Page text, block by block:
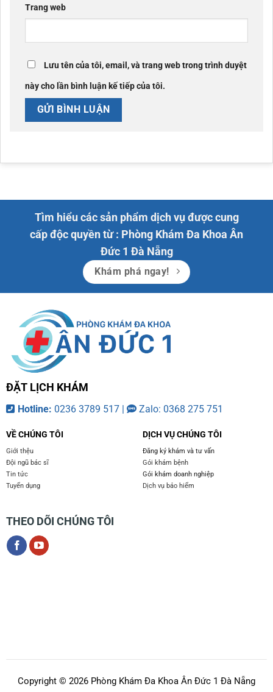
Trang web
Lưu tên của tôi, email, và trang web trong trình duyệt
này cho lần bình luận kế tiếp của tôi.
Tìm hiểu các sản phẩm dịch vụ được cung
cấp độc quyền từ : Phòng Khám Đa Khoa Ân
Đức 1 Đà Nẵng
Khám phá ngay!
ĐẶT LỊCH KHÁM
Hotline: 0236 3789 517 | Zalo: 0368 275 751
VỀ CHÚNG TÔI
Giới thệu
Đội ngũ bác sĩ
Tin tức
Tuyển dụng
DỊCH VỤ CHÚNG TÔI
Đăng ký khám và tư vấn
Gói khám bệnh
Gói khám doanh nghiệp
Dịch vụ bảo hiểm
THEO DÕI CHÚNG TÔI
Copyright © 2026 Phòng Khám Đa Khoa Ân Đức 1 Đà Nẵng